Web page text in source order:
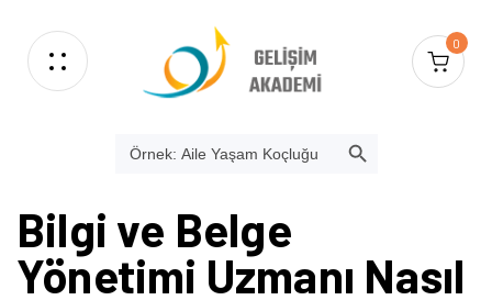
0
Search
for:
Bilgi ve Belge
Yönetimi Uzmanı Nasıl